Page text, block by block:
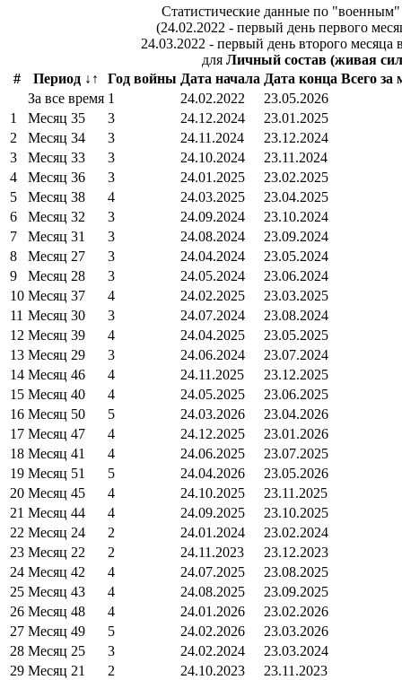
Статистические данные по
(24.02.2022 - первый день первого
24.03.2022 - первый день второго месяца
для Личный состав (живая
#
Период ↓↑ Год войны Дата начала Дата конца Всего за
За все время 1 24.02.2022
23.05.2026
1
Месяц 35 3 24.12.2024
23.01.2025
2
Месяц 34 3 24.11.2024
23.12.2024
3
Месяц 33 3 24.10.2024
23.11.2024
4
Месяц 36 3 24.01.2025
23.02.2025
5
Месяц 38 4 24.03.2025
23.04.2025
6
Месяц 32 3 24.09.2024
23.10.2024
7
Месяц 31 3 24.08.2024
23.09.2024
8
Месяц 27 3 24.04.2024
23.05.2024
9
Месяц 28 3 24.05.2024
23.06.2024
10 Месяц 37 4 24.02.2025
23.03.2025
11 Месяц 30 3 24.07.2024
23.08.2024
12 Месяц 39 4 24.04.2025
23.05.2025
13 Месяц 29 3 24.06.2024
23.07.2024
14 Месяц 46 4 24.11.2025
23.12.2025
15 Месяц 40 4 24.05.2025
23.06.2025
16 Месяц 50 5 24.03.2026
23.04.2026
17 Месяц 47 4 24.12.2025
23.01.2026
18 Месяц 41 4 24.06.2025
23.07.2025
19 Месяц 51 5 24.04.2026
23.05.2026
20 Месяц 45 4 24.10.2025
23.11.2025
21 Месяц 44 4 24.09.2025
23.10.2025
22 Месяц 24 2 24.01.2024
23.02.2024
23 Месяц 22 2 24.11.2023
23.12.2023
24 Месяц 42 4 24.07.2025
23.08.2025
25 Месяц 43 4 24.08.2025
23.09.2025
26 Месяц 48 4 24.01.2026
23.02.2026
27 Месяц 49 5 24.02.2026
23.03.2026
28 Месяц 25 3 24.02.2024
23.03.2024
29 Месяц 21 2 24.10.2023
23.11.2023